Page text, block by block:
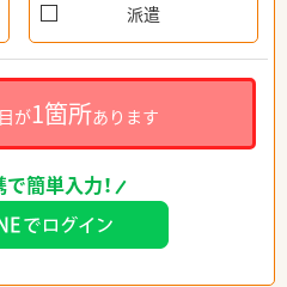
派遣
が1箇所あります
簡単入力！